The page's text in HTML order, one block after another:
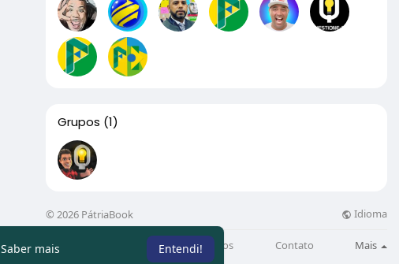
Saber mais Entendi!
Grupos (1)
© 2026 PátriaBook Idioma
Sobre Artigos Contato Mais